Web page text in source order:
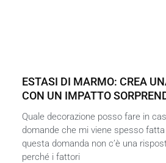
ESTASI DI MARMO: CREA
CON UN IMPATTO
Quale decorazione posso fare in
domande che mi viene spesso
questa domanda non c’è una
perché i fattori